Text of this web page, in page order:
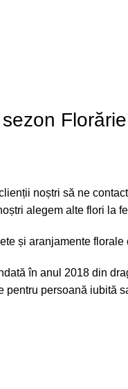
Florărie
noștri să ne
alegem alte flori la
și aranjamente florale
în anul 2018 din
pentru persoană iubită